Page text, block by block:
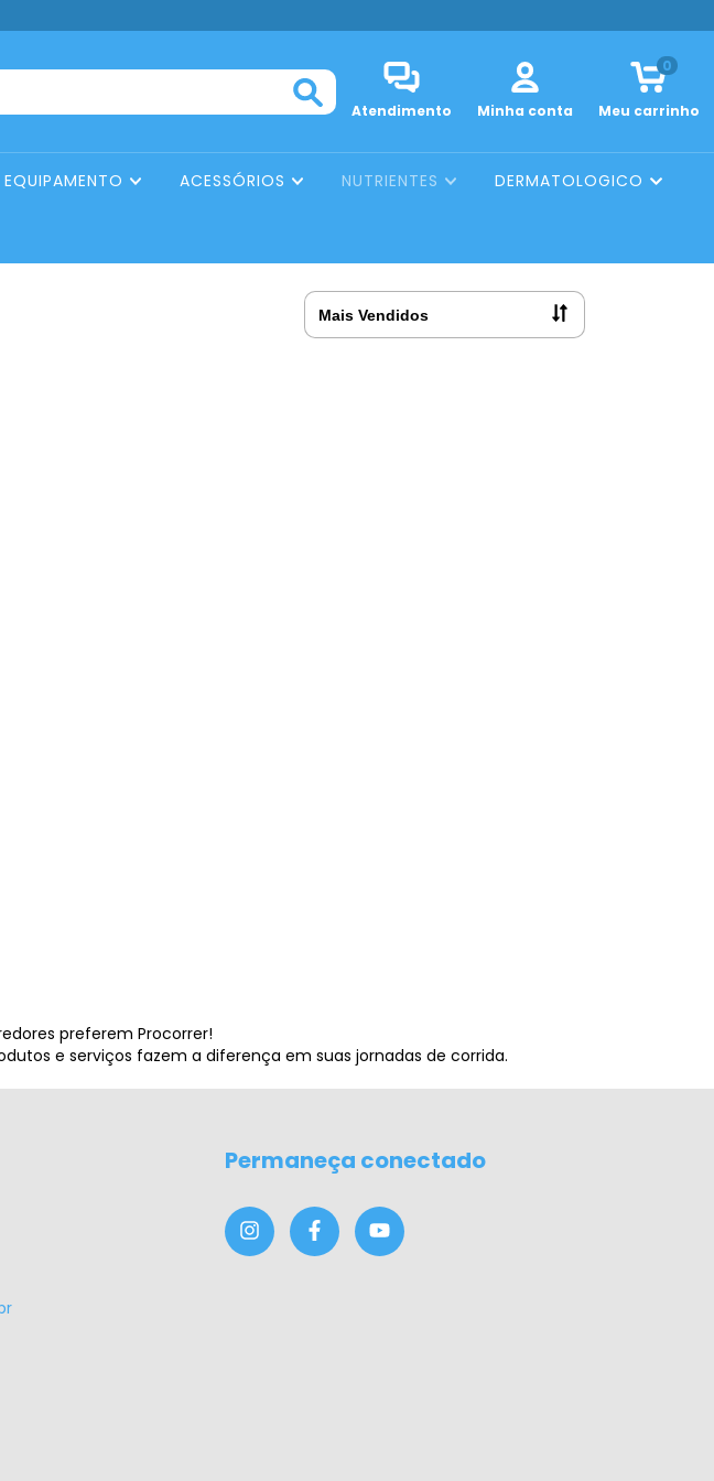
Atendimento Minha conta Meu carrinho
0
EQUIPAMENTO ACESSÓRIOS NUTRIENTES DERMATOLOGICO
preferem Procorrer!
e serviços fazem a diferença em suas jornadas de corrida.
Permaneça conectado